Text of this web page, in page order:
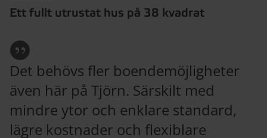
Ett fullt utrustat hus på 38 kvadrat
Det behövs fler boendemöjligheter
även här på Tjörn. Särskilt med
mindre ytor och enklare standard,
lägre kostnader och flexiblare